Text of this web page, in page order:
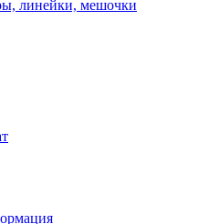
линейки, мешочки